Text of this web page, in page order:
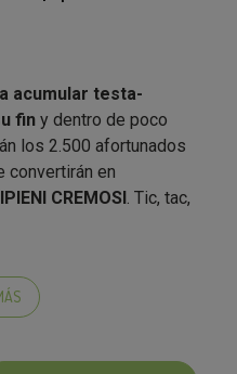
acumular testa-
fin y dentro de poco
los 2.500 afortunados
convertirán en
CREMOSI . Tic, tac,
perfil sean correctos.
no podréis modificarlos,